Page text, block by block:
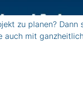
zu planen?
mit